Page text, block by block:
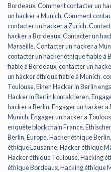
Bordeaux,Comment contacter un
un hacker a Munich,Comment
contacter un hacker a Zurich,
hacker a Bordeaux,Contacter un
Marseille,Contacter un hacker a
contacter un hacker éthique fiable à
fiable à Bordeaux,contacter un
un hacker éthique fiable à Munich,
Toulouse,Einen Hacker in Berlin
Hacker in Berlin kontaktieren,
hacker a Berlin,Engager un hacker a
Munich,Engager un hacker a
enquête blockchain France,
Berlin,Europe,Hacker éthique Berlin,
éthique Lausanne,Hacker éthique
Hacker éthique Toulouse,Hacking
éthique Bordeaux,Hacking éthique